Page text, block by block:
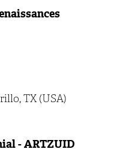
TX (USA)
- ARTZUID